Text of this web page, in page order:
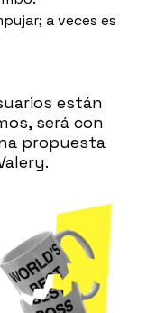
a veces es
están
será con
propuesta